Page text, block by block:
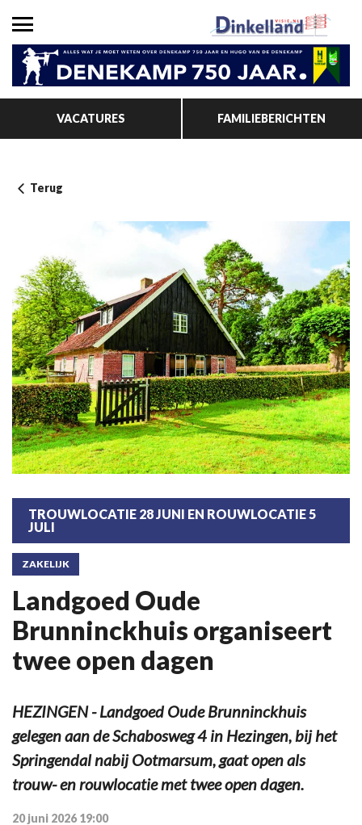
VACATURES FAMILIEBERICHTEN
Terug
TROUWLOCATIE 28 JUNI EN ROUWLOCATIE 5
JULI
ZAKELIJK
Landgoed Oude
Brunninckhuis organiseert
twee open dagen
HEZINGEN - Landgoed Oude Brunninckhuis
gelegen aan de Schabosweg 4 in Hezingen, bij het
Springendal nabij Ootmarsum, gaat open als
trouw- en rouwlocatie met twee open dagen.
20 juni 2026 19:00